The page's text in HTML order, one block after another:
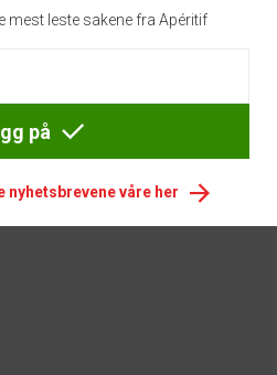
mest leste sakene fra Apéritif
på
nyhetsbrevene våre her